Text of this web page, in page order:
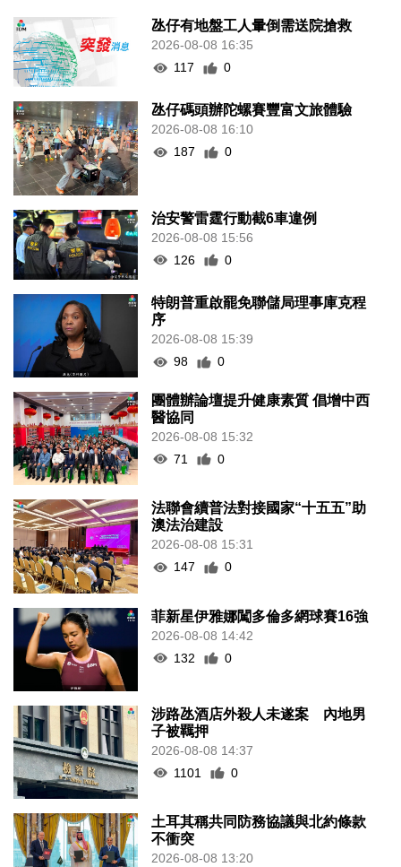
氹仔有地盤工人暈倒需送院搶救
2026-08-08 16:35
117
0
氹仔碼頭辦陀螺賽豐富文旅體驗
2026-08-08 16:10
187
0
治安警雷霆行動截6車違例
2026-08-08 15:56
126
0
特朗普重啟罷免聯儲局理事庫克程
序
2026-08-08 15:39
98
0
團體辦論壇提升健康素質 倡增中西
醫協同
2026-08-08 15:32
71
0
法聯會續普法對接國家“十五五”助
澳法治建設
2026-08-08 15:31
147
0
菲新星伊雅娜闖多倫多網球賽16強
2026-08-08 14:42
132
0
涉路氹酒店外殺人未遂案 內地男
子被羈押
2026-08-08 14:37
1101
0
土耳其稱共同防務協議與北約條款
不衝突
2026-08-08 13:20